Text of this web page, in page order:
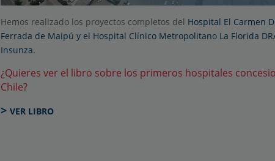
Hemos realizado los proyectos completos del Hospital El Carmen
Ferrada de Maipú y el Hospital Clínico Metropolitano La Florida
Insunza.
¿Quieres ver el libro sobre los primeros hospitales
Chile?
> VER LIBRO